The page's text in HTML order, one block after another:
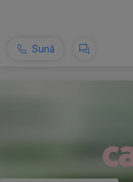
Sună